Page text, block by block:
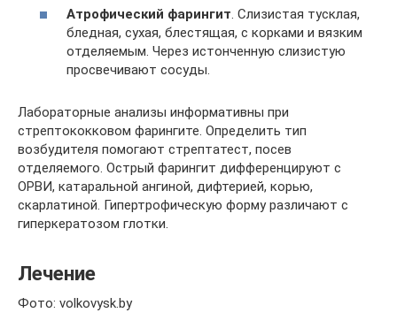
Атрофический фарингит . Слизистая тусклая,
бледная, сухая, блестящая, с корками и вязким
отделяемым. Через истонченную слизистую
просвечивают сосуды.
Лабораторные анализы информативны при
стрептококковом фарингите. Определить тип
возбудителя помогают стрептатест, посев
отделяемого. Острый фарингит дифференцируют с
ОРВИ, катаральной ангиной, дифтерией, корью,
скарлатиной. Гипертрофическую форму различают с
гиперкератозом глотки.
Лечение
Фото: volkovysk.by